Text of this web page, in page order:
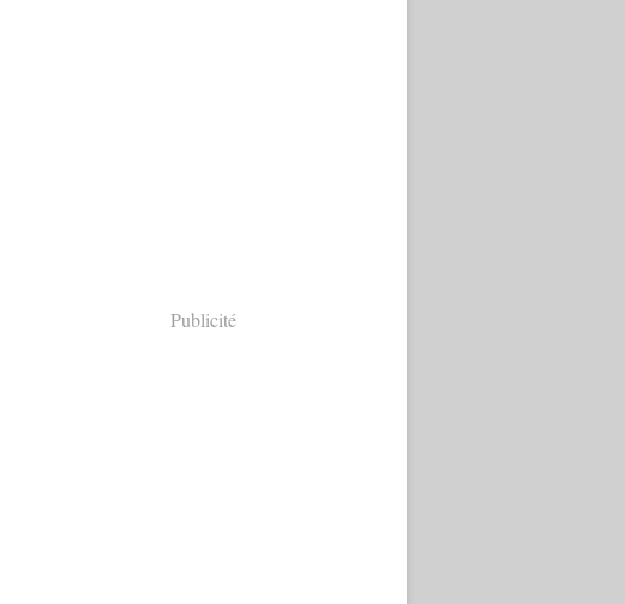
Publicité